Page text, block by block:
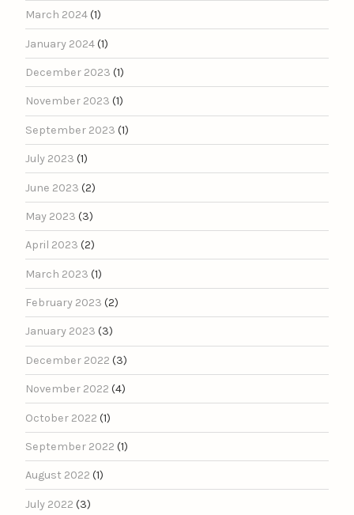
March 2024(1)
January 2024(1)
December 2023 (1)
November 2023 (1)
September 2023 (1)
July 2023 (1)
June 2023 (2)
May 2023 (3)
April 2023 (2)
March 2023 (1)
February 2023 (2)
January 2023 (3)
December 2022 (3)
November 2022 (4)
October 2022 (1)
September 2022 (1)
August 2022 (1)
July 2022 (3)